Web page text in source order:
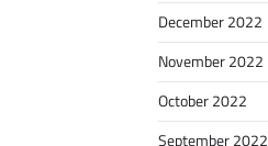
December 2022
November 2022
October 2022
September 2022